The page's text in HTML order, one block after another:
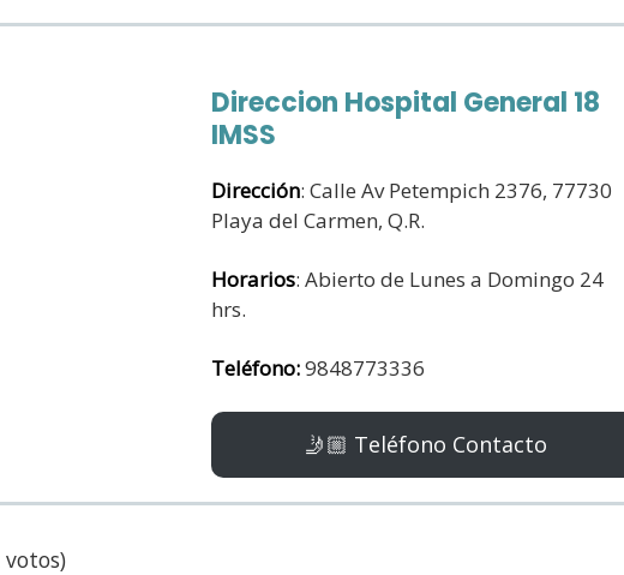
Direccion Hospital General 18
IMSS
Dirección: Calle Av Petempich 2376, 77730
Playa del Carmen, Q.R.
Horarios: Abierto de Lunes a Domingo 24
hrs.
Teléfono:9848773336
🤳🏼 Teléfono Contacto
votos)